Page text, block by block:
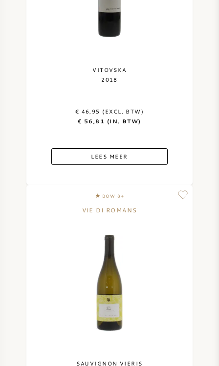
VITOVSKA
2018
€ 46,95 (EXCL. BTW)
€ 56,81 (IN. BTW)
LEES MEER
BOW 8+
VIE DI ROMANS
SAUVIGNON VIERIS